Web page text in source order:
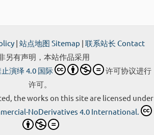
| 站点地图 Sitemap | 联系站长 Contact
另有声明，本站作品采用
演绎 4.0 国际
许可协议进行
许可。
the works on this site are licensed under
NoDerivatives 4.0 International.